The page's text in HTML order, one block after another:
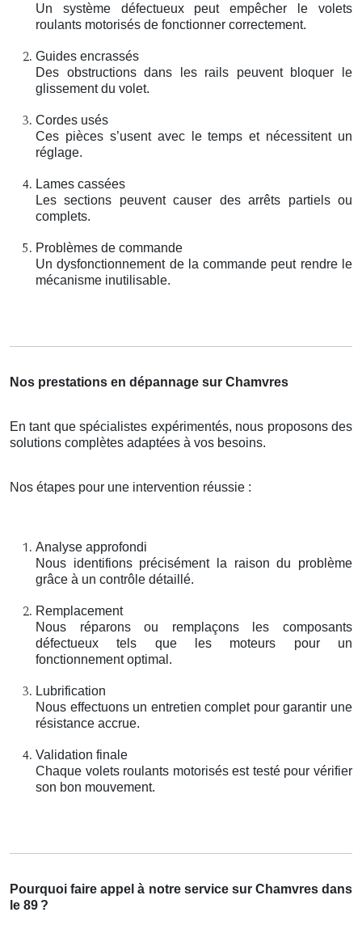
Un système défectueux peut empêcher le volets
roulants motorisés de fonctionner correctement.
Guides encrassés
Des obstructions dans les rails peuvent bloquer le
glissement du volet.
Cordes usés
Ces pièces s’usent avec le temps et nécessitent un
réglage.
Lames cassées
Les sections peuvent causer des arrêts partiels ou
complets.
Problèmes de commande
Un dysfonctionnement de la commande peut rendre le
mécanisme inutilisable.
Nos prestations en dépannage sur Chamvres
En tant que spécialistes expérimentés, nous proposons des
solutions complètes adaptées à vos besoins.
Nos étapes pour une intervention réussie :
Analyse approfondi
Nous identifions précisément la raison du problème
grâce à un contrôle détaillé.
Remplacement
Nous réparons ou remplaçons les composants
défectueux tels que les moteurs pour un
fonctionnement optimal.
Lubrification
Nous effectuons un entretien complet pour garantir une
résistance accrue.
Validation finale
Chaque volets roulants motorisés est testé pour vérifier
son bon mouvement.
Pourquoi faire appel à notre service sur Chamvres dans
le 89 ?